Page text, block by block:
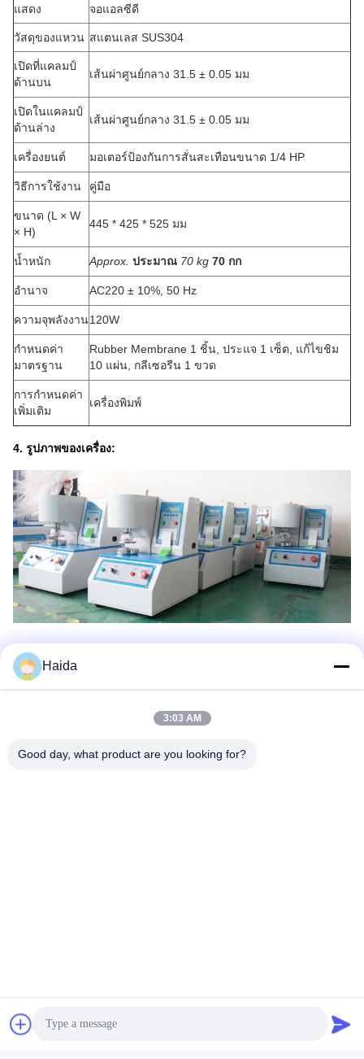
แสดง จอแอลซีดี
วัสดุของแหวน สแตนเลส SUS304
เปิดที่แคลมป์
ด้านบน
เส้นผ่าศูนย์กลาง 31.5 ± 0.05 มม
เปิดในแคลมป์
ด้านล่าง
เส้นผ่าศูนย์กลาง 31.5 ± 0.05 มม
เครื่องยนต์ มอเตอร์ป้องกันการสั่นสะเทือนขนาด 1/4 HP
วิธีการใช้งาน คู่มือ
ขนาด (L × W
× H)
445 * 425 * 525 มม
น้ำหนัก Approx. ประมาณ 70 kg 70 กก
อำนาจ AC220 ± 10%, 50 Hz
ความจุพลังงาน120W
กำหนดค่า
มาตรฐาน
Rubber Membrane 1 ชิ้น, ประแจ 1 เซ็ต, แก้ไขชิม
10 แผ่น, กลีเซอรีน 1 ขวด
การกำหนดค่า
เพิ่มเติม
เครื่องพิมพ์
4. รูปภาพของเครื่อง:
แท็ก:
Paper And Packaging Material Testing Instruments
Haida
3:03 AM
Good day, what product are you looking for?